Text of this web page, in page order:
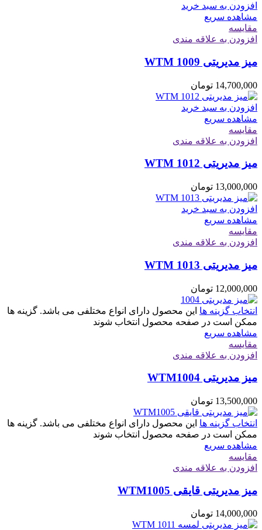
افزودن به سبد خرید
مشاهده سریع
مقایسه
افزودن به علاقه مندی
میز مدیریتی WTM 1009
14,700,000 تومان
افزودن به سبد خرید
مشاهده سریع
مقایسه
افزودن به علاقه مندی
میز مدیریتی WTM 1012
13,000,000 تومان
افزودن به سبد خرید
مشاهده سریع
مقایسه
افزودن به علاقه مندی
میز مدیریتی WTM 1013
12,000,000 تومان
انتخاب گزینه ها این محصول دارای انواع مختلفی می باشد. گزینه ها
ممکن است در صفحه محصول انتخاب شوند
مشاهده سریع
مقایسه
افزودن به علاقه مندی
میز مدیریتی WTM1004
13,500,000 تومان
انتخاب گزینه ها این محصول دارای انواع مختلفی می باشد. گزینه ها
ممکن است در صفحه محصول انتخاب شوند
مشاهده سریع
مقایسه
افزودن به علاقه مندی
میز مدیریتی قایقی WTM1005
14,000,000 تومان